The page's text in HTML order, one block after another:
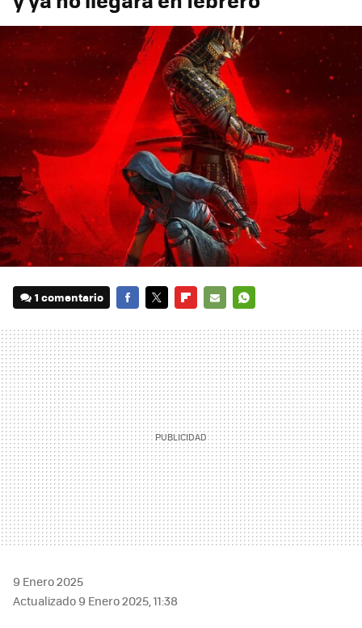
1 comentario
MAIL
9 Enero 2025
Actualizado 9 Enero 2025, 11:38